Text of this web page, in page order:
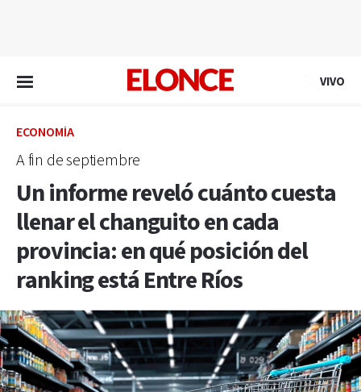
VIVO
ECONOMÍA
A fin de septiembre
Un informe reveló cuánto cuesta
llenar el changuito en cada
provincia: en qué posición del
ranking está Entre Ríos